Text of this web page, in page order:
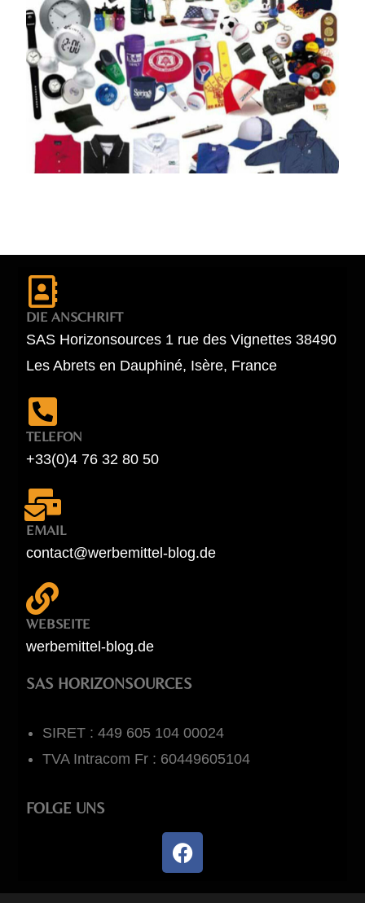
DIE ANSCHRIFT
SAS Horizonsources 1 rue des Vignettes 38490
Les Abrets en Dauphiné, Isère, France
TELEFON
+33(0)4 76 32 80 50
EMAIL
contact@werbemittel-blog.de
WEBSEITE
werbemittel-blog.de
SAS HORIZONSOURCES
SIRET : 449 605 104 00024
TVA Intracom Fr : 60449605104
FOLGE UNS